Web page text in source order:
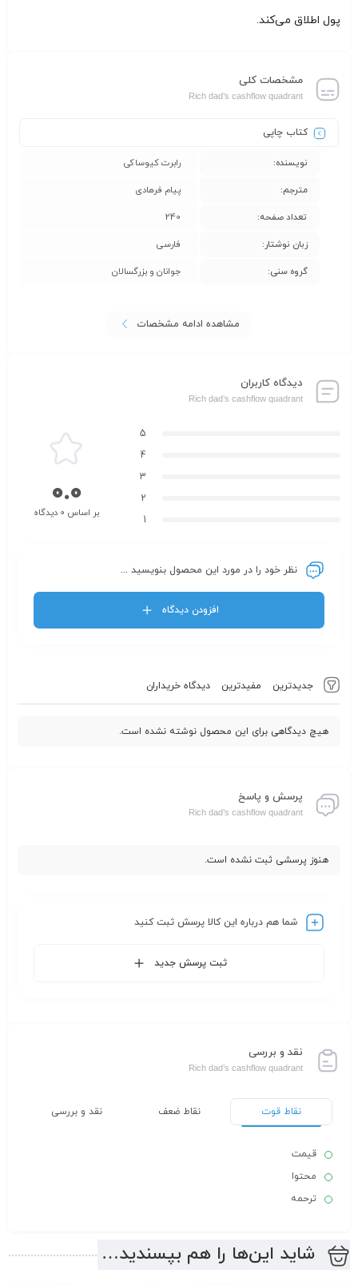
پول اطلاق می‌کند.
مشخصات کلی
Rich dad’s cashflow quadrant
کتاب چاپی
نویسنده: رابرت کیوساکی
مترجم: پیام فرهادی
تعداد صفحه: 240
زبان نوشتار: فارسی
گروه سنی: جوانان و بزرگسالان
مشاهده ادامه مشخصات
دیدگاه کاربران
Rich dad’s cashflow quadrant
جدیدترین مفیدترین دیدگاه خریداران
هیچ دیدگاهی برای این محصول نوشته نشده است.
5
4
3
2
1
0.0
بر اساس 0 دیدگاه
نظر خود را در مورد این محصول بنویسید ...
افزودن دیدگاه
پرسش و پاسخ
Rich dad’s cashflow quadrant
هنوز پرسشی ثبت نشده است.
شما هم درباره این کالا پرسش ثبت کنید
ثبت پرسش جدید
نقد و بررسی
Rich dad’s cashflow quadrant
نقاط قوت نقاط ضعف نقد و بررسی
قیمت
محتوا
ترحمه
شاید این‌ها را هم بپسندید…